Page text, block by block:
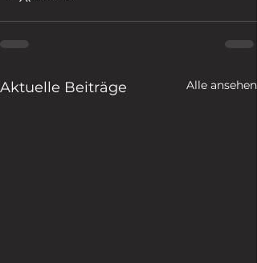
Aktuelle Beiträge Alle ansehen